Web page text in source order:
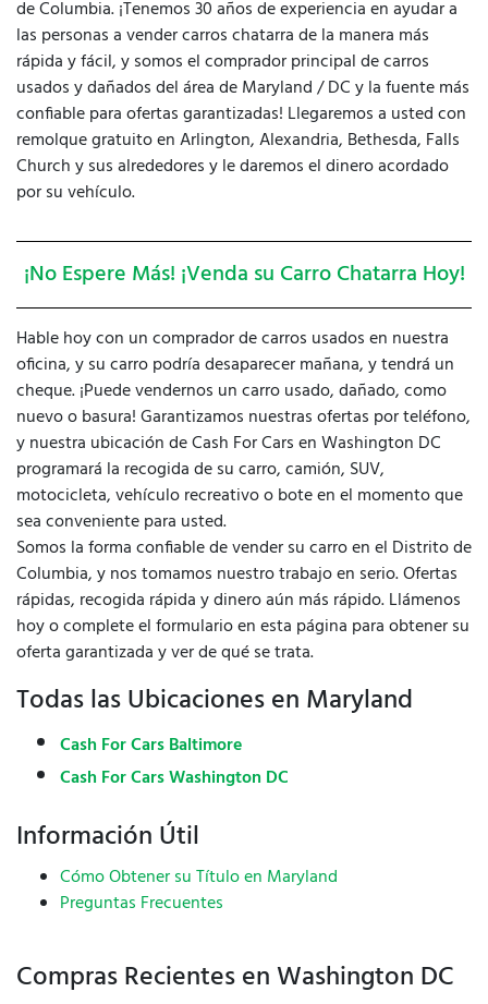
de Columbia. ¡Tenemos 30 años de experiencia en ayudar a
las personas a vender carros chatarra de la manera más
rápida y fácil, y somos el comprador principal de carros
usados ​​y dañados del área de Maryland / DC y la fuente más
confiable para ofertas garantizadas! Llegaremos a usted con
remolque gratuito en Arlington, Alexandria, Bethesda, Falls
Church y sus alrededores y le daremos el dinero acordado
por su vehículo.
¡No Espere Más! ¡Venda su Carro Chatarra Hoy!
Hable hoy con un comprador de carros usados ​​en nuestra
oficina, y su carro podría desaparecer mañana, y tendrá un
cheque. ¡Puede vendernos un carro usado, dañado, como
nuevo o basura! Garantizamos nuestras ofertas por teléfono,
y nuestra ubicación de Cash For Cars en Washington DC
programará la recogida de su carro, camión, SUV,
motocicleta, vehículo recreativo o bote en el momento que
sea conveniente para usted.
Somos la forma confiable de vender su carro en el Distrito de
Columbia, y nos tomamos nuestro trabajo en serio. Ofertas
rápidas, recogida rápida y dinero aún más rápido. Llámenos
hoy o complete el formulario en esta página para obtener su
oferta garantizada y ver de qué se trata.
Todas las Ubicaciones en Maryland
Cash For Cars Baltimore
Cash For Cars Washington DC
Información Útil
Cómo Obtener su Título en Maryland
Preguntas Frecuentes
Compras Recientes en Washington DC